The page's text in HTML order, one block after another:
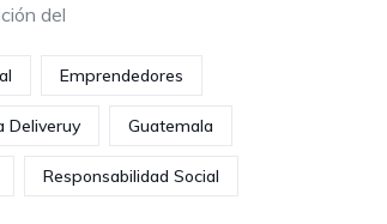
del
Emprendedores
Deliveruy Guatemala
Responsabilidad Social